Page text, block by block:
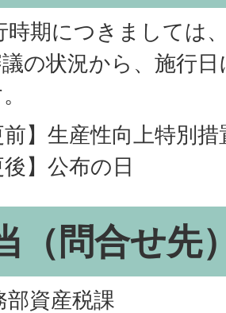
時期につきましては
の状況から、施行
前】生産性向上特別
後】公布の日
（問合せ先
部資産税課